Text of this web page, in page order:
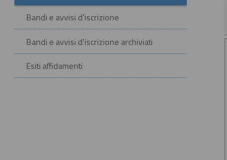
Bandi e avvisi d'iscrizione
Bandi e avvisi d'iscrizione archiviati
Esiti affidamenti